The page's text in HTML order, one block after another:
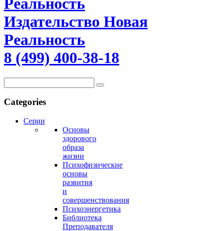
Издательство Новая
Реальность
8 (499) 400-38-18
Categories
Серии
Основы
здорового
образа
жизни
Психофизические
основы
развития
и
совершенствования
Психоэнергетика
Библиотека
Преподавателя